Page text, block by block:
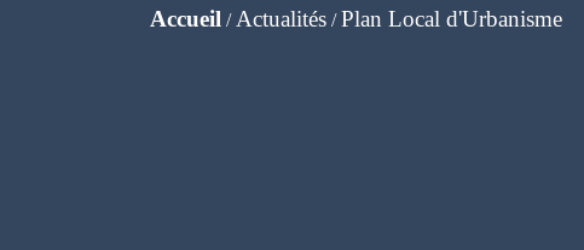
Accueil/Actualités/Plan Local d'Urbanisme